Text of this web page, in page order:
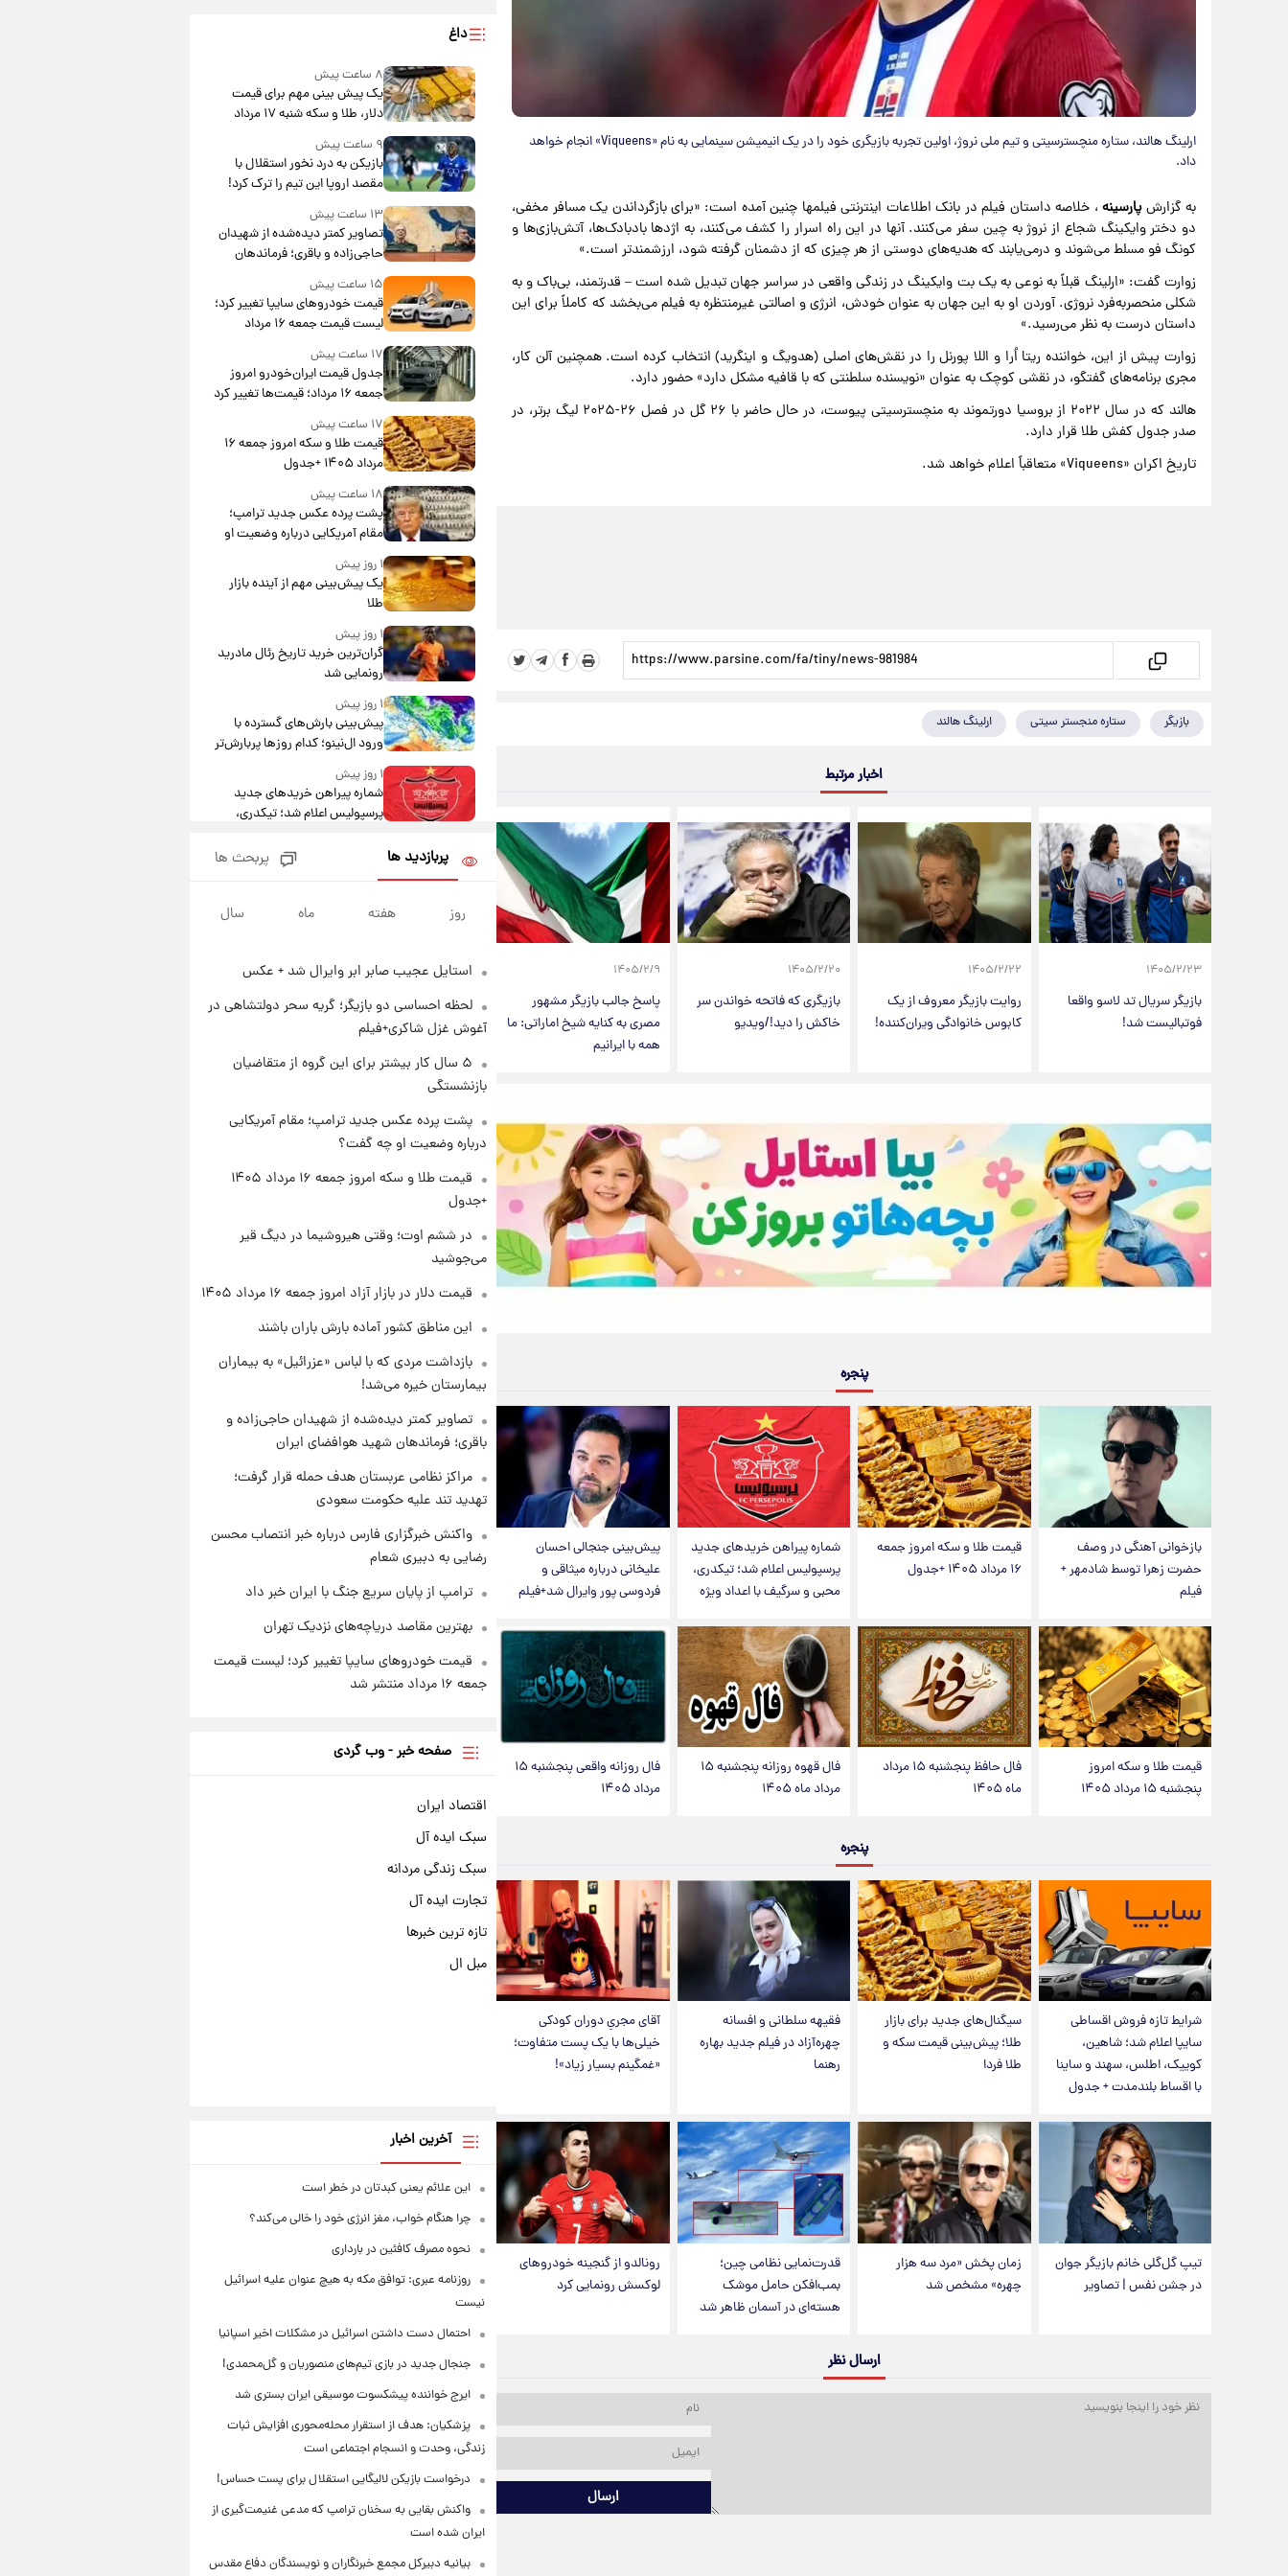
ارلینگ هالند، ستاره منچسترسیتی و تیم ملی نروژ، اولین تجربه بازیگری خود را در یک انیمیشن سینمایی به نام «Viqueens» انجام خواهد
داد.
به گزارشپارسینه، خلاصه داستان فیلم در بانک اطلاعات اینترنتی فیلمها چنین آمده است: «برای بازگرداندن یک مسافر مخفی،
دو دختر وایکینگ شجاع از نروژ به چین سفر می‌کنند. آنها در این راه اسرار را کشف می‌کنند، به اژدها بادبادک‌ها، آتش‌بازی‌ها و
کونگ فو مسلط می‌شوند و درمی‌یابند که هدیه‌های دوستی از هر چیزی که از دشمنان گرفته شود، ارزشمندتر است.»
زوارت گفت: «ارلینگ قبلاً به نوعی به یک بت وایکینگ در زندگی واقعی در سراسر جهان تبدیل شده است – قدرتمند، بی‌باک و به
شکلی منحصربه‌فرد نروژی. آوردن او به این جهان به عنوان خودش، انرژی و اصالتی غیرمنتظره به فیلم می‌بخشد که کاملاً برای این
داستان درست به نظر می‌رسید.»
زوارت پیش از این، خواننده ریتا اُرا و اللا پورنل را در نقش‌های اصلی (هدویگ و اینگرید) انتخاب کرده است. همچنین آلن کار،
مجری برنامه‌های گفتگو، در نقشی کوچک به عنوان «نویسنده سلطنتی که با قافیه مشکل دارد» حضور دارد.
هالند که در سال ۲۰۲۲ از بروسیا دورتموند به منچسترسیتی پیوست، در حال حاضر با ۲۶ گل در فصل ۲۶-۲۰۲۵ لیگ برتر، در
صدر جدول کفش طلا قرار دارد.
تاریخ اکران «Viqueens» متعاقباً اعلام خواهد شد.
بازیگر ستاره منجستر سیتی ارلینگ هالند
اخبار مرتبط
۱۴۰۵/۲/۲۳
بازیگر سریال تد لاسو واقعا
فوتبالیست شد!
۱۴۰۵/۲/۲۲
روایت بازیگر معروف از یک
کابوس خانوادگی ویران‌کننده!
۱۴۰۵/۲/۲۰
بازیگری که فاتحه خواندن سر
خاکش را دید!/ویدیو
۱۴۰۵/۲/۹
پاسخ جالب بازیگر مشهور
مصری به کنایه شیخ اماراتی: ما
همه‌ با ایرانیم
پنجره
بازخوانی آهنگی در وصف
حضرت زهرا توسط شادمهر +
فیلم
قیمت طلا و سکه امروز جمعه
۱۶ مرداد ۱۴۰۵ +جدول
شماره پیراهن خریدهای جدید
پرسپولیس اعلام شد؛ تیکدری،
محبی و سرگیف با اعداد ویژه
پیش‌بینی جنجالی احسان
علیخانی درباره میثاقی و
فردوسی پور وایرال شد+فیلم
قیمت طلا و سکه امروز
پنجشنبه ۱۵ مرداد ۱۴۰۵
فال حافظ پنجشنبه ۱۵ مرداد
ماه ۱۴۰۵
فال قهوه روزانه پنجشنبه ۱۵
مرداد ماه ۱۴۰۵
فال روزانه واقعی پنجشنبه ۱۵
مرداد ۱۴۰۵
پنجره
شرایط تازه فروش اقساطی
سایپا اعلام شد؛ شاهین،
کوییک، اطلس، سهند و ساینا
با اقساط بلندمدت + جدول
سیگنال‌های جدید برای بازار
طلا؛ پیش‌بینی قیمت سکه و
طلا فردا
فقیهه سلطانی و افسانه
چهره‌آزاد در فیلم جدید بهاره
رهنما
آقای مجریِ دوران کودکی
خیلی‌ها با یک پست متفاوت؛
«غمگینم بسیار زیاد»!
تیپ گل‌گلی خانم بازیگر جوان
در جشن نفس | تصاویر
زمان پخش «مرد سه هزار
چهره» مشخص شد
قدرت‌نمایی نظامی چین؛
بمب‌افکن حامل موشک
هسته‌ای در آسمان ظاهر شد
رونالدو از گنجینه خودروهای
لوکسش رونمایی کرد
ارسال نظر
ارسال
داغ
۸ ساعت پیش
یک پیش ‌بینی مهم برای قیمت
دلار، طلا و سکه شنبه ۱۷ مرداد
۹ ساعت پیش
بازیکن به درد نخور استقلال با
مقصد اروپا این تیم را ترک کرد!
۱۳ ساعت پیش
تصاویر کمتر دیده‌شده از شهیدان
حاجی‌زاده و باقری؛ فرماندهان
شهید هوافضای ایران
۱۵ ساعت پیش
قیمت خودروهای سایپا تغییر کرد؛
لیست قیمت جمعه ۱۶ مرداد
منتشر شد
۱۷ ساعت پیش
جدول قیمت ایران‌خودرو امروز
جمعه ۱۶ مرداد؛ قیمت‌ها تغییر کرد
۱۷ ساعت پیش
قیمت طلا و سکه امروز جمعه ۱۶
مرداد ۱۴۰۵ +جدول
۱۸ ساعت پیش
پشت پرده عکس جدید ترامپ؛
مقام آمریکایی درباره وضعیت او
چه گفت؟
۱ روز پیش
یک پیش‌بینی مهم از آینده بازار
طلا
۱ روز پیش
گران‌ترین خرید تاریخ رئال مادرید
رونمایی شد
۱ روز پیش
پیش‌بینی بارش‌های گسترده با
ورود ال‌نینو؛ کدام روزها پربارش‌تر
خواهند بود؟
۱ روز پیش
شماره پیراهن خریدهای جدید
پرسپولیس اعلام شد؛ تیکدری،
جزئیات فعال‌سازی «کیف پول
ایران» اعلام شد+فیلم
۱ روز پیش
۱۵ مرداد ۱۴۰۵ +جدول
قیمت طلا و سکه امروز پنجشنبه
۱۵ مرداد ۱۴۰۵
شارژ جدید کالابرگ برای سه
پربازدید ها پربحث ها
روز هفته ماه سال
استایل عجیب صابر ابر وایرال شد + عکس
لحظه احساسی دو بازیگر؛ گریه سحر دولتشاهی در
آغوش غزل شاکری+فیلم
۵ سال کار بیشتر برای این گروه از متقاضیان
بازنشستگی
پشت پرده عکس جدید ترامپ؛ مقام آمریکایی
درباره وضعیت او چه گفت؟
قیمت طلا و سکه امروز جمعه ۱۶ مرداد ۱۴۰۵
+جدول
در ششم اوت؛ وقتی هیروشیما در دیگ قیر
می‌جوشید
قیمت دلار در بازار آزاد امروز جمعه ۱۶ مرداد ۱۴۰۵
این مناطق کشور آماده بارش باران باشند
بازداشت مردی که با لباس «عزرائیل» به بیماران
بیمارستان خیره می‌شد!
تصاویر کمتر دیده‌شده از شهیدان حاجی‌زاده و
باقری؛ فرماندهان شهید هوافضای ایران
مراکز نظامی عربستان هدف حمله قرار گرفت؛
تهدید تند علیه حکومت سعودی
واکنش خبرگزاری فارس درباره خبر انتصاب محسن
رضایی به دبیری شعام
ترامپ از پایان سریع جنگ با ایران خبر داد
بهترین مقاصد دریاچه‌های نزدیک تهران
قیمت خودروهای سایپا تغییر کرد؛ لیست قیمت
جمعه ۱۶ مرداد منتشر شد
صفحه خبر - وب گردی
اقتصاد ایران
سبک ایده آل
سبک زندگی مردانه
تجارت ایده آل
تازه ترین خبرها
مبل ال
آخرین اخبار
این علائم یعنی کبدتان در خطر است
چرا هنگام خواب، مغز انرژی خود را خالی می‌کند؟
نحوه مصرف کافئین در بارداری
روزنامه عبری: توافق مکه به هیچ عنوان علیه اسرائیل
نیست
احتمال دست داشتن اسرائیل در مشکلات اخیر اسپانیا
جنجال جدید در بازی تیم‌های منصوریان و گل‌محمدی!
ایرج خواننده پیشکسوت موسیقی ایران بستری شد
پزشکیان: هدف از استقرار محله‌محوری افزایش ثبات
زندگی، وحدت و انسجام اجتماعی است
درخواست بازیکن لالیگایی استقلال برای پست حساس!
واکنش بقایی به سخنان ترامپ که مدعی غنیمت‌گیری از
ایران شده است
بیانیه دبیرکل مجمع خبرنگاران و نویسندگان دفاع مقدس